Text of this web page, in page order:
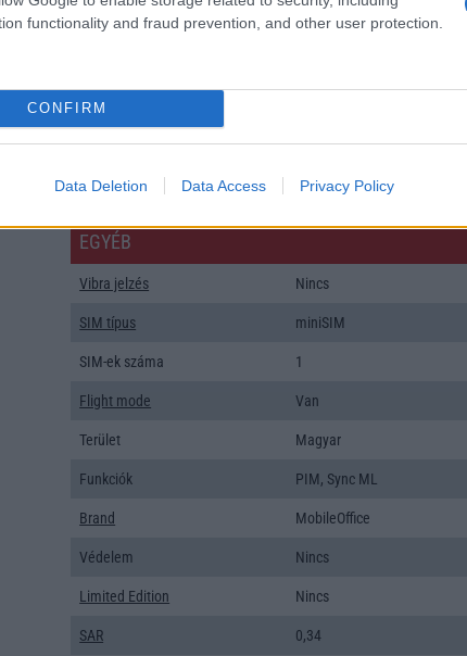
functionality and fraud prevention, and other user protection.
CONFIRM
Data Deletion Data Access Privacy Policy
Organizer Van
Office alkalmazások
EGYÉB
Vibra jelzés Nincs
SIM típus miniSIM
SIM-ek száma 1
Flight mode Van
Terület Magyar
Funkciók PIM, Sync ML
Brand MobileOffice
Védelem Nincs
Limited Edition Nincs
SAR
0,34